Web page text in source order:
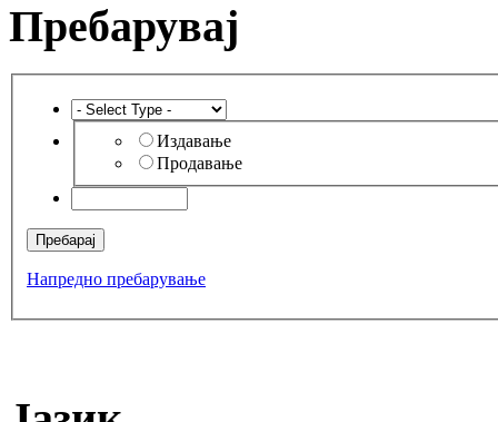
Пребарувај
Издавање
Продавање
Напредно пребарување